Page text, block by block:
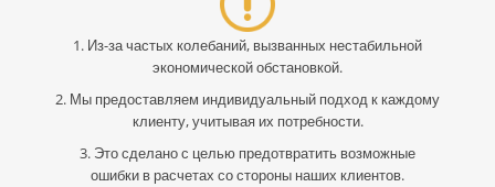
1. Из-за частых колебаний, вызванных нестабильной
экономической обстановкой.
2. Мы предоставляем индивидуальный подход к каждому
клиенту, учитывая их потребности.
3. Это сделано с целью предотвратить возможные
ошибки в расчетах со стороны наших клиентов.